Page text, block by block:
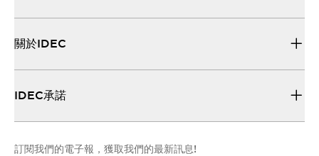
關於IDEC
IDEC承諾
訂閱我們的電子報，獲取我們的最新訊息!